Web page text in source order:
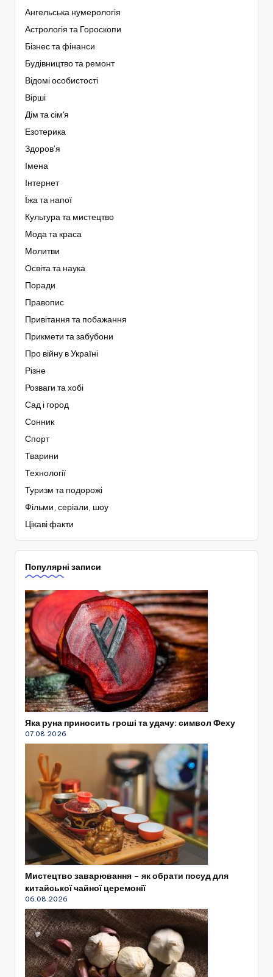
Ангельська нумерологія
Астрологія та Гороскопи
Бізнес та фінанси
Будівництво та ремонт
Відомі особистості
Вірші
Дім та сім'я
Езотерика
Здоров’я
Імена
Інтернет
Їжа та напої
Культура та мистецтво
Мода та краса
Молитви
Освіта та наука
Поради
Правопис
Привітання та побажання
Прикмети та забубони
Про війну в Україні
Різне
Розваги та хобі
Сад і город
Сонник
Спорт
Тварини
Технології
Туризм та подорожі
Фільми, серіали, шоу
Цікаві факти
Популярні записи
Яка руна приносить гроші та удачу: символ Феху
07.08.2026
Мистецтво заварювання – як обрати посуд для
китайської чайної церемонії
06.08.2026